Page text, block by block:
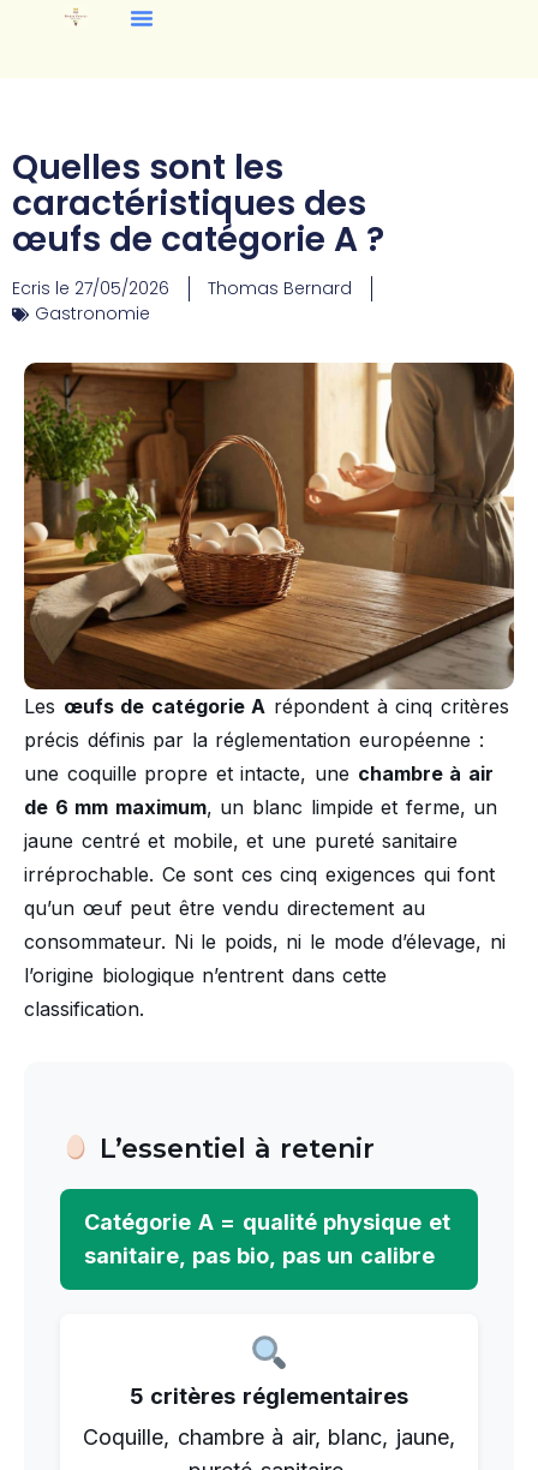
Quelles sont les
caractéristiques des
œufs de catégorie A ?
Ecris le 27/05/2026
Thomas Bernard
Gastronomie
Les œufs de catégorie A répondent à cinq critères
précis définis par la réglementation européenne :
une coquille propre et intacte, une chambre à air
de 6 mm maximum, un blanc limpide et ferme, un
jaune centré et mobile, et une pureté sanitaire
irréprochable. Ce sont ces cinq exigences qui font
qu’un œuf peut être vendu directement au
consommateur. Ni le poids, ni le mode d’élevage, ni
l’origine biologique n’entrent dans cette
classification.
L’essentiel à retenir
Catégorie A = qualité physique et
sanitaire, pas bio, pas un calibre
5 critères réglementaires
Coquille, chambre à air, blanc, jaune,